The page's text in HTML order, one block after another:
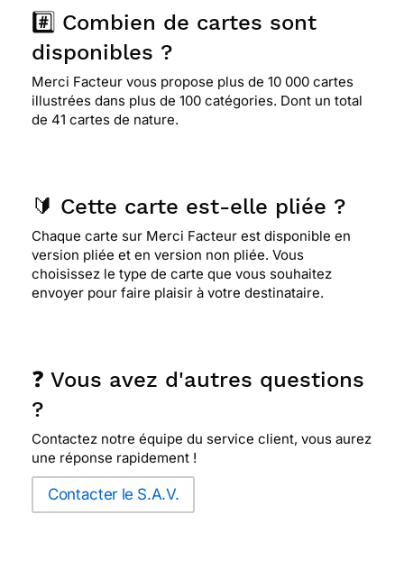
#️⃣ Combien de cartes sont
disponibles ?
Merci Facteur vous propose plus de 10 000 cartes
illustrées dans plus de 100 catégories. Dont un total
de 41 cartes de nature.
🔰 Cette carte est-elle pliée ?
Chaque carte sur Merci Facteur est disponible en
version pliée et en version non pliée. Vous
choisissez le type de carte que vous souhaitez
envoyer pour faire plaisir à votre destinataire.
❓ Vous avez d'autres questions
?
Contactez notre équipe du service client, vous aurez
une réponse rapidement !
Contacter le S.A.V.